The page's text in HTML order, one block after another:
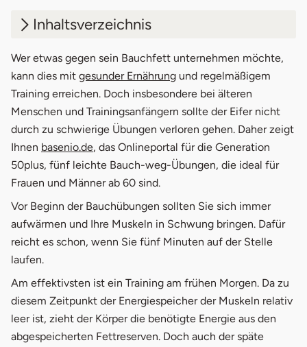
Inhaltsverzeichnis
1. Bauchübungen im Liegen
2.
Bauchübungen im Stehen
3. Bauchübung mit Gymnastikball
Wer etwas gegen sein Bauchfett unternehmen möchte,
kann dies mit gesunder Ernährung und regelmäßigem
Training erreichen. Doch insbesondere bei älteren
Menschen und Trainingsanfängern sollte der Eifer nicht
durch zu schwierige Übungen verloren gehen. Daher zeigt
Ihnen basenio.de, das Onlineportal für die Generation
50plus, fünf leichte Bauch-weg-Übungen, die ideal für
Frauen und Männer ab 60 sind.
Vor Beginn der Bauchübungen sollten Sie sich immer
aufwärmen und Ihre Muskeln in Schwung bringen. Dafür
reicht es schon, wenn Sie fünf Minuten auf der Stelle
laufen.
Am effektivsten ist ein Training am frühen Morgen. Da zu
diesem Zeitpunkt der Energiespeicher der Muskeln relativ
leer ist, zieht der Körper die benötigte Energie aus den
abgespeicherten Fettreserven. Doch auch der späte